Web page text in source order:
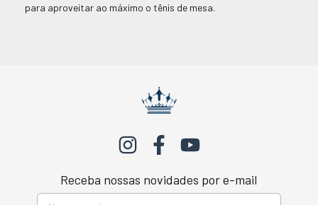
para aproveitar ao máximo o tênis de mesa.
Receba nossas novidades por e-mail